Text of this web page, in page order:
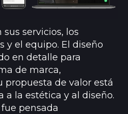
servicios, los
y el equipo. El diseño
en detalle para
de marca,
propuesta de valor está
la estética y al diseño.
pensada